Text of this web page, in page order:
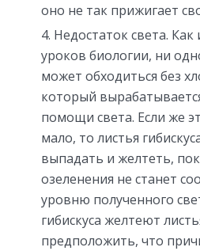
оно не так прижигает
Недостаток света.
уроков биологии, ни
может обходиться без
который
помощи света. Если же
мало, то листья
выпадать и желтеть,
озеленения не станет
уровню полученного
гибискуса желтеют
предположить, что